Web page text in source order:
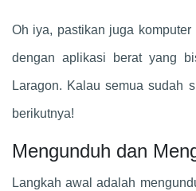
Oh iya, pastikan juga
dengan aplikasi berat yang
Laragon. Kalau semua sudah
berikutnya!
Mengunduh dan
Langkah awal adalah